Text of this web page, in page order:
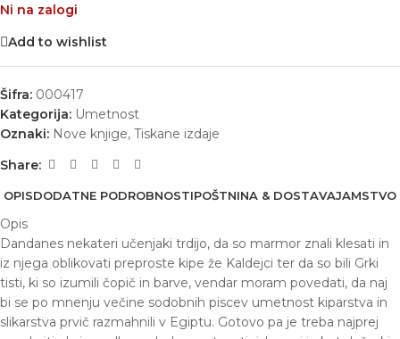
Ni na zalogi
Add to wishlist
Šifra: 000417
Kategorija: Umetnost
Oznaki: Nove knjige, Tiskane izdaje
Share:
OPISDODATNE PODROBNOSTIPOŠTNINA & DOSTAVAJAMSTVO
Opis
Dandanes nekateri učenjaki trdijo, da so marmor znali klesati in
iz njega oblikovati preproste kipe že Kaldejci ter da so bili Grki
tisti, ki so izumili čopič in barve, vendar moram povedati, da naj
bi se po mnenju večine sodobnih piscev umetnost kiparstva in
slikarstva prvič razmahnili v Egiptu. Gotovo pa je treba najprej